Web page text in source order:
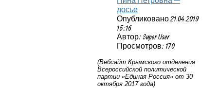
досье
Опубликовано 21.04.2019
15:16
Автор: Super User
Просмотров: 170
(Вебсайт Крымского отделения
Всероссийской политической
партии «Единая Россия» от 30
октября 2017 года)